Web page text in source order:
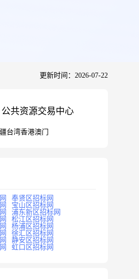
更新时间：2026-07-22
公共资源交易中心
台湾香港澳门
奉贤区招标网
宝山区招标网
浦东新区招标网
松江区招标网
杨浦区招标网
徐汇区招标网
静安区招标网
虹口区招标网